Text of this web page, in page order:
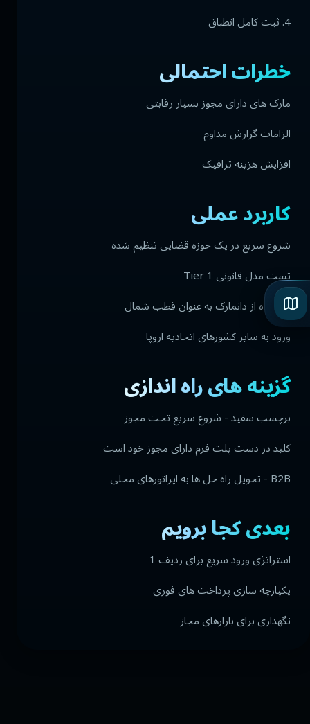
4. ثبت کامل انطباق
خطرات احتمالی
مارک های دارای مجوز بسیار رقابتی
الزامات گزارش مداوم
افزایش هزینه ترافیک
کاربرد عملی
شروع سریع در یک حوزه قضایی تنظیم شده
تست مدل قانونی Tier 1
استفاده از دانمارک به عنوان قطب شمال
ورود به سایر کشورهای اتحادیه اروپا
گزینه های راه اندازی
برچسب سفید - شروع سریع تحت مجوز
کلید در دست پلت فرم دارای مجوز خود است
B2B - تحویل راه حل ها به اپراتورهای محلی
بعدی کجا برویم
استراتژی ورود سریع برای ردیف 1
یکپارچه سازی پرداخت های فوری
نگهداری برای بازارهای مجاز